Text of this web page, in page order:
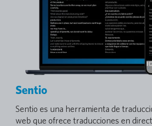
Sentio
Sentio es una herramienta de
web que ofrece traducciones en